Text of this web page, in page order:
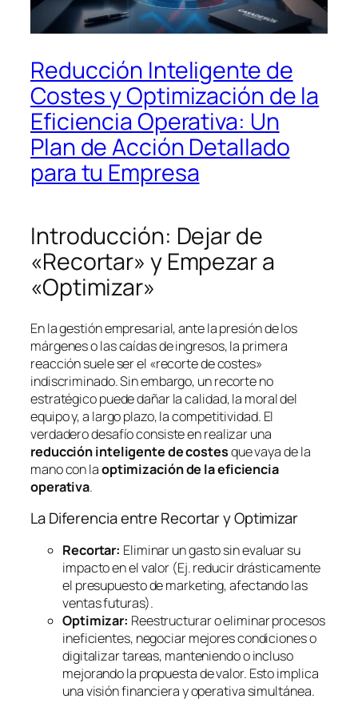
Reducción Inteligente de
Costes y Optimización de la
Eficiencia Operativa: Un
Plan de Acción Detallado
para tu Empresa
Introducción: Dejar de
«Recortar» y Empezar a
«Optimizar»
En la gestión empresarial, ante la presión de los
márgenes o las caídas de ingresos, la primera
reacción suele ser el «recorte de costes»
indiscriminado. Sin embargo, un recorte no
estratégico puede dañar la calidad, la moral del
equipo y, a largo plazo, la competitividad. El
verdadero desafío consiste en realizar una
reducción inteligente de costesque vaya de la
mano con laoptimización de la eficiencia
operativa.
La Diferencia entre Recortar y Optimizar
Recortar: Eliminar un gasto sin evaluar su
impacto en el valor (Ej. reducir drásticamente
el presupuesto de marketing, afectando las
ventas futuras).
Optimizar: Reestructurar o eliminar procesos
ineficientes, negociar mejores condiciones o
digitalizar tareas, manteniendo o incluso
mejorando la propuesta de valor. Esto implica
una visión financiera y operativa simultánea.